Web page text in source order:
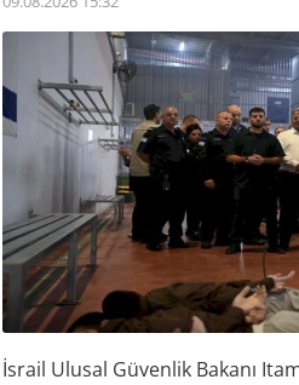
İsrail Ulusal Güvenlik Bakanı